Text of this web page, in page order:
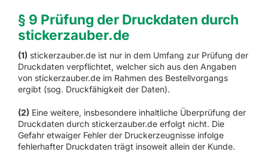
§ 9 Prüfung der Druckdaten durch
stickerzauber.de
(1) stickerzauber.de ist nur in dem Umfang zur Prüfung der
Druckdaten verpflichtet, welcher sich aus den Angaben
von stickerzauber.de im Rahmen des Bestellvorgangs
ergibt (sog. Druckfähigkeit der Daten).
(2) Eine weitere, insbesondere inhaltliche Überprüfung der
Druckdaten durch stickerzauber.de erfolgt nicht. Die
Gefahr etwaiger Fehler der Druckerzeugnisse infolge
fehlerhafter Druckdaten trägt insoweit allein der Kunde.